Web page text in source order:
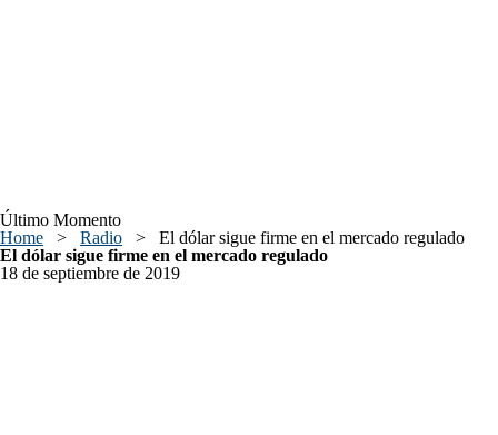
Último Momento
Home > Radio > El dólar sigue firme en el mercado regulado
El dólar sigue firme en el mercado regulado
18 de septiembre de 2019